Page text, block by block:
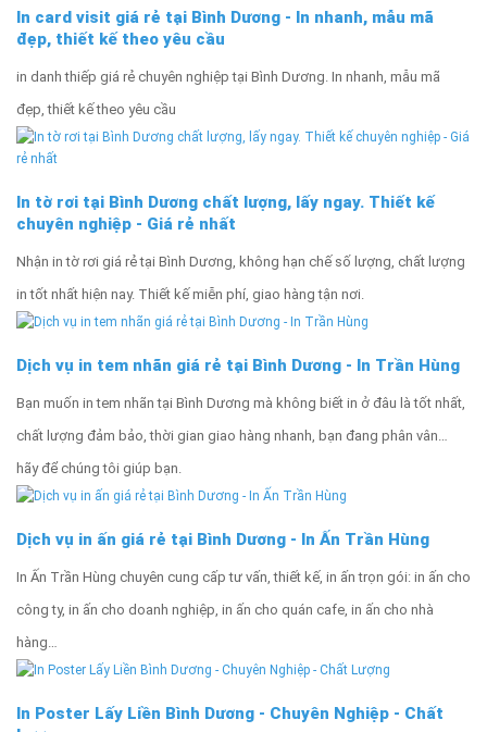
In card visit giá rẻ tại Bình Dương - In nhanh, mẫu mã
đẹp, thiết kế theo yêu cầu
in danh thiếp giá rẻ chuyên nghiệp tại Bình Dương. In nhanh, mẫu mã
đẹp, thiết kế theo yêu cầu
In tờ rơi tại Bình Dương chất lượng, lấy ngay. Thiết kế
chuyên nghiệp - Giá rẻ nhất
Nhận in tờ rơi giá rẻ tại Bình Dương, không hạn chế số lượng, chất lượng
in tốt nhất hiện nay. Thiết kế miễn phí, giao hàng tận nơi.
Dịch vụ in tem nhãn giá rẻ tại Bình Dương - In Trần Hùng
Bạn muốn in tem nhãn tại Bình Dương mà không biết in ở đâu là tốt nhất,
chất lượng đảm bảo, thời gian giao hàng nhanh, bạn đang phân vân…
hãy để chúng tôi giúp bạn.
Dịch vụ in ấn giá rẻ tại Bình Dương - In Ấn Trần Hùng
In Ấn Trần Hùng chuyên cung cấp tư vấn, thiết kế, in ấn trọn gói: in ấn cho
công ty, in ấn cho doanh nghiệp, in ấn cho quán cafe, in ấn cho nhà
hàng…
In Poster Lấy Liền Bình Dương - Chuyên Nghiệp - Chất